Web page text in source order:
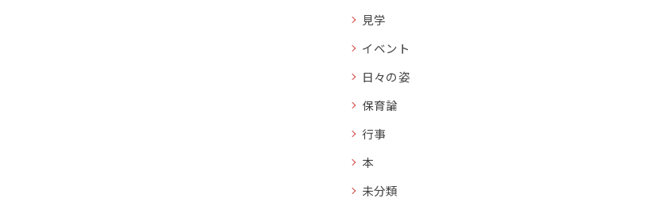
見学
イベント
日々の姿
保育論
行事
本
未分類